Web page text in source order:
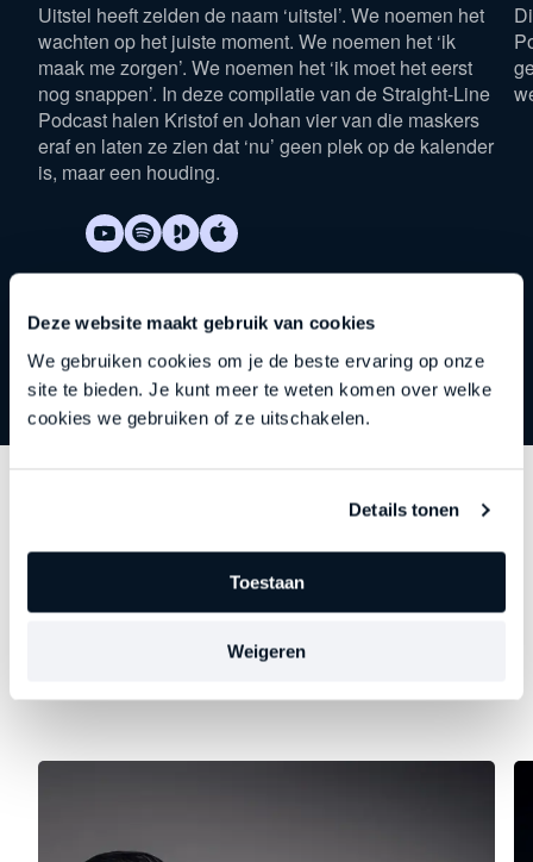
Deze website maakt gebruik van cookies
We gebruiken cookies om je de beste ervaring op onze
site te bieden. Je kunt meer te weten komen over welke
cookies we gebruiken of ze uitschakelen.
Details tonen
Toestaan
Weigeren
Uitstel heeft zelden de naam ‘uitstel’. We noemen het
wachten op het juiste moment. We noemen het ‘ik
maak me zorgen’. We noemen het ‘ik moet het eerst
nog snappen’. In deze compilatie van de Straight-Line
Podcast halen Kristof en Johan vier van die maskers
eraf en laten ze zien dat ‘nu’ geen plek op de kalender
is, maar een houding.
andere series
Elke aflevering gaat dieper in op een belangrijk
thema. Precies op het moment dat leiderschap begint
te verslappen, stagneert of vastloopt. Kies je focus.